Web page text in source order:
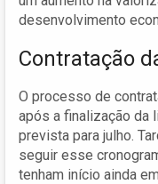
desenvolvimento
Contratação
O processo de
após a finalização da
prevista para julho.
seguir esse
tenham início ainda